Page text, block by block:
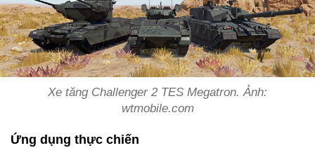
Xe tăng Challenger 2 TES Megatron. Ảnh:
wtmobile.com
Ứng dụng thực chiến